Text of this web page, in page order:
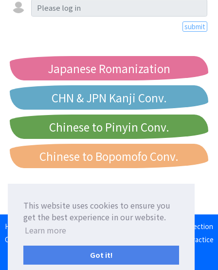
This website uses cookies to ensure you
get the best experience in our website.
Learn more
Got it!
submit
Japanese Romanization
CHN & JPN Kanji Conv.
Chinese to Pinyin Conv.
Chinese to Bopomofo Conv.
HOME
Language Correction
Communication Square
Japanese Romaji Input Practice
Japan/Taiwan/Western Calendar